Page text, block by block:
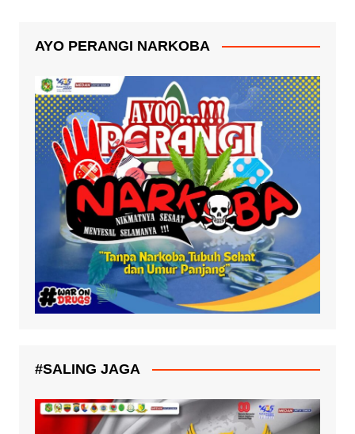
AYO PERANGI NARKOBA
#SALING JAGA